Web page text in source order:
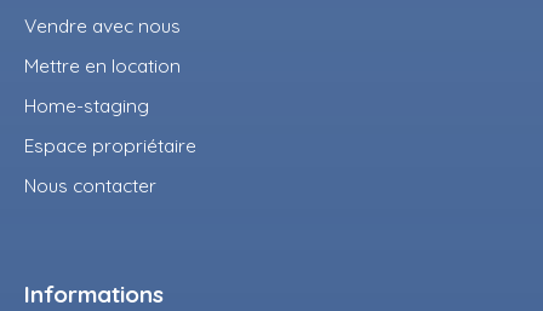
Vendre avec nous
Mettre en location
Home-staging
Espace propriétaire
Nous contacter
Informations